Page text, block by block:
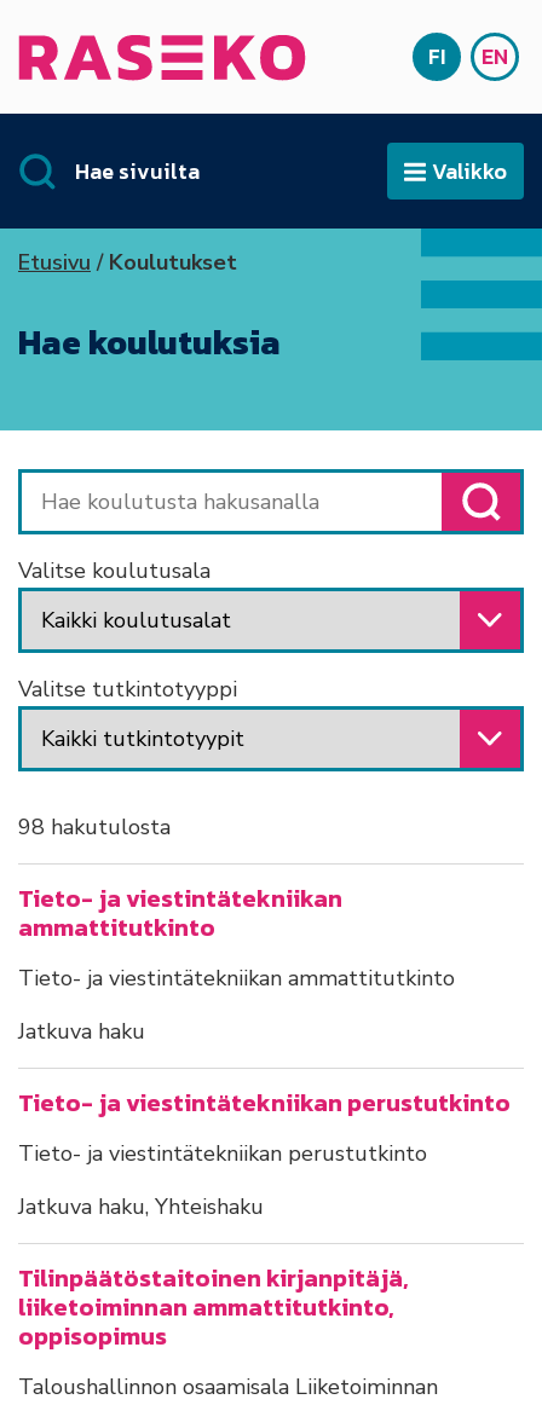
Etusivu SUOMI
FI EN
Hae sivuilta AvaaValikko
Etusivu Koulutukset
Hae koulutuksia
Valitse koulutusala
Valitse tutkintotyyppi
98 hakutulosta
Tieto- ja viestintätekniikan
ammattitutkinto
Tieto- ja viestintätekniikan ammattitutkinto
Jatkuva haku
Tieto- ja viestintätekniikan perustutkinto
Tieto- ja viestintätekniikan perustutkinto
Jatkuva haku, Yhteishaku
Tilinpäätöstaitoinen kirjanpitäjä,
liiketoiminnan ammattitutkinto,
oppisopimus
Taloushallinnon osaamisala Liiketoiminnan